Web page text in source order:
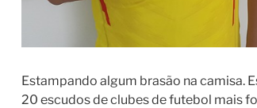
Estampando algum brasão na camisa.
20 escudos de clubes de futebol mais